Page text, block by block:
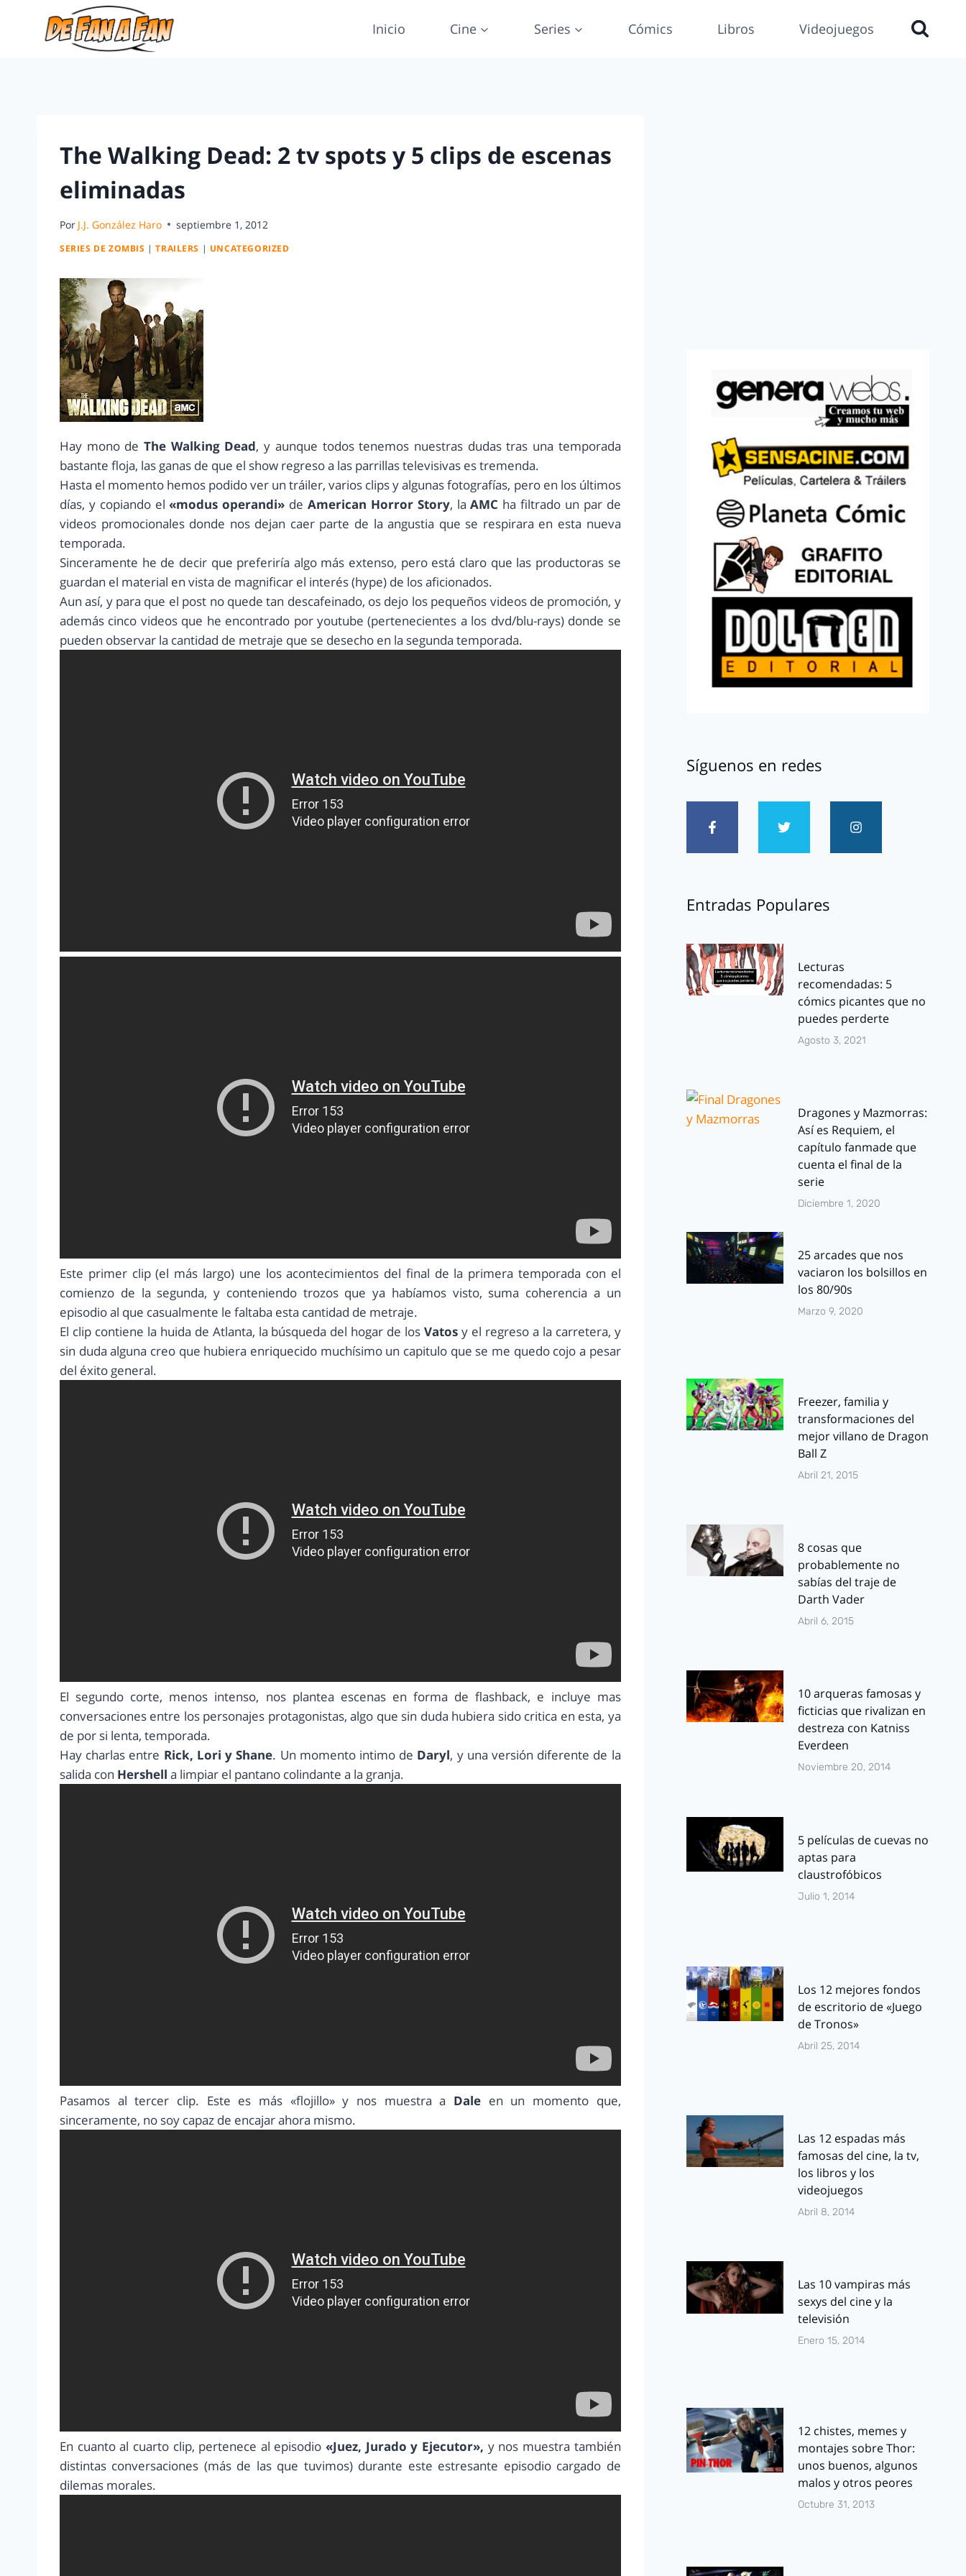
Inicio Cine Series Cómics Libros Videojuegos
The Walking Dead: 2 tv spots y 5 clips de escenas
eliminadas
Por J.J. González Haro septiembre 1, 2012
SERIES DE ZOMBIS |TRAILERS | UNCATEGORIZED
Hay mono de The Walking Dead, y aunque todos tenemos nuestras dudas tras una temporada
bastante floja, las ganas de que el show regreso a las parrillas televisivas es tremenda.
Hasta el momento hemos podido ver un tráiler, varios clips y algunas fotografías, pero en los últimos
días, y copiando el«modus operandi» de American Horror Story, laAMC ha filtrado un par de
videos promocionales donde nos dejan caer parte de la angustia que se respirara en esta nueva
temporada.
Sinceramente he de decir que preferiría algo más extenso, pero está claro que las productoras se
guardan el material en vista de magnificar el interés (hype) de los aficionados.
Aun así, y para que el post no quede tan descafeinado, os dejo los pequeños videos de promoción, y
además cinco videos que he encontrado por youtube (pertenecientes a los dvd/blu-rays) donde se
pueden observar la cantidad de metraje que se desecho en la segunda temporada.
Este primer clip (el más largo) une los acontecimientos del final de la primera temporada con el
comienzo de la segunda, y conteniendo trozos que ya habíamos visto, suma coherencia a un
episodio al que casualmente le faltaba esta cantidad de metraje.
El clip contiene la huida de Atlanta, la búsqueda del hogar de losVatos y el regreso a la carretera, y
sin duda alguna creo que hubiera enriquecido muchísimo un capitulo que se me quedo cojo a pesar
del éxito general.
El segundo corte, menos intenso, nos plantea escenas en forma de flashback, e incluye mas
conversaciones entre los personajes protagonistas, algo que sin duda hubiera sido critica en esta, ya
de por si lenta, temporada.
Hay charlas entre Rick, Lori y Shane. Un momento intimo de Daryl, y una versión diferente de la
salida con Hershell a limpiar el pantano colindante a la granja.
Pasamos al tercer clip. Este es más «flojillo» y nos muestra a Daleen un momento que,
sinceramente, no soy capaz de encajar ahora mismo.
En cuanto al cuarto clip, pertenece al episodio«Juez, Jurado y Ejecutor», y nos muestra también
distintas conversaciones (más de las que tuvimos) durante este estresante episodio cargado de
dilemas morales.
Síguenos en redes
Entradas Populares
Lecturas
recomendadas: 5
cómics picantes que no
puedes perderte
Agosto 3, 2021
Dragones y Mazmorras:
Así es Requiem, el
capítulo fanmade que
cuenta el final de la
serie
Diciembre 1, 2020
25 arcades que nos
vaciaron los bolsillos en
los 80/90s
Marzo 9, 2020
Freezer, familia y
transformaciones del
mejor villano de Dragon
Ball Z
Abril 21, 2015
8 cosas que
probablemente no
sabías del traje de
Darth Vader
Abril 6, 2015
10 arqueras famosas y
ficticias que rivalizan en
destreza con Katniss
Everdeen
Noviembre 20, 2014
5 películas de cuevas no
aptas para
claustrofóbicos
Julio 1, 2014
Los 12 mejores fondos
de escritorio de «Juego
de Tronos»
Abril 25, 2014
Las 12 espadas más
famosas del cine, la tv,
los libros y los
videojuegos
Abril 8, 2014
Las 10 vampiras más
sexys del cine y la
televisión
Enero 15, 2014
12 chistes, memes y
montajes sobre Thor:
unos buenos, algunos
malos y otros peores
Octubre 31, 2013